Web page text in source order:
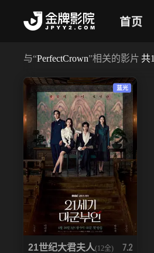
首页
与“PerfectCrown”相关的影片 共1
蓝光
21世纪大君夫人(12全) 7.2